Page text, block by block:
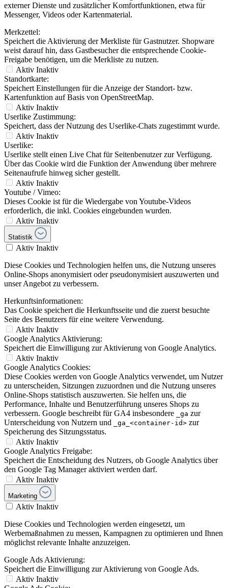
externer Dienste und zusätzlicher Komfortfunktionen, etwa für
Messenger, Videos oder Kartenmaterial.
Merkzettel:
Speichert die Aktivierung der Merkliste für Gastnutzer. Shopware
weist darauf hin, dass Gastbesucher die entsprechende Cookie-
Freigabe benötigen, um die Merkliste zu nutzen.
Aktiv Inaktiv
Standortkarte:
Speichert Einstellungen für die Anzeige der Standort- bzw.
Kartenfunktion auf Basis von OpenStreetMap.
Aktiv Inaktiv
Userlike Zustimmung:
Speichert, dass der Nutzung des Userlike-Chats zugestimmt wurde.
Aktiv Inaktiv
Userlike:
Userlike stellt einen Live Chat für Seitenbenutzer zur Verfügung.
Über das Cookie wird die Funktion der Anwendung über mehrere
Seitenaufrufe hinweg sicher gestellt.
Aktiv Inaktiv
Youtube / Vimeo:
Dieses Cookie ist für die Wiedergabe von Youtube-Videos
erforderlich, die inkl. Cookies eingebunden wurden.
Aktiv Inaktiv
Statistik
Aktiv Inaktiv
Diese Cookies und Technologien helfen uns, die Nutzung unseres
Online-Shops anonymisiert oder pseudonymisiert auszuwerten und
unser Angebot zu verbessern.
Herkunftsinformationen:
Das Cookie speichert die Herkunftsseite und die zuerst besuchte
Seite des Benutzers für eine weitere Verwendung.
Aktiv Inaktiv
Google Analytics Aktivierung:
Speichert die Einwilligung zur Aktivierung von Google Analytics.
Aktiv Inaktiv
Google Analytics Cookies:
Diese Cookies werden von Google Analytics verwendet, um Nutzer
zu unterscheiden, Sitzungen zuzuordnen und die Nutzung unseres
Online-Shops statistisch auszuwerten. Sie helfen uns, die
Performance, Inhalte und Benutzerführung unseres Shops zu
verbessern. Google beschreibt für GA4 insbesondere
_ga zur
Unterscheidung von Nutzern und
_ga_<container-id> zur
Speicherung des Sitzungsstatus.
Aktiv Inaktiv
Google Analytics Freigabe:
Speichert die Entscheidung des Nutzers, ob Google Analytics über
den Google Tag Manager aktiviert werden darf.
Aktiv Inaktiv
Marketing
Aktiv Inaktiv
Diese Cookies und Technologien werden eingesetzt, um
Werbemaßnahmen zu messen, Kampagnen zu optimieren und Ihnen
möglichst relevante Inhalte anzuzeigen.
Google Ads Aktivierung:
Speichert die Einwilligung zur Aktivierung von Google Ads.
Aktiv Inaktiv